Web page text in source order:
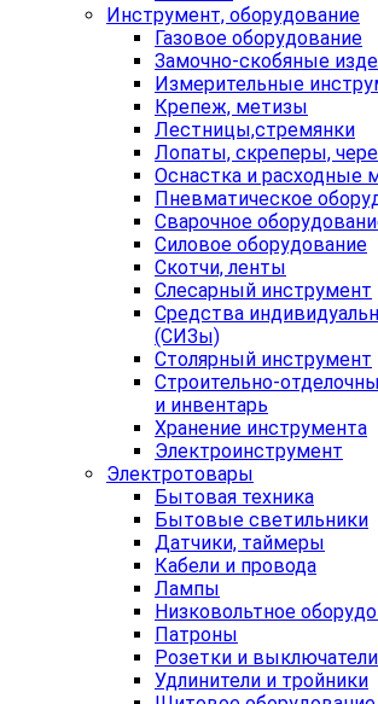
Инструмент, оборудование
Газовое оборудование
Замочно-скобяные
Измерительные
Крепеж, метизы
Лестницы,стремянки
Лопаты, скреперы,
Оснастка и расходные
Пневматическое
Сварочное
Силовое оборудование
Скотчи, ленты
Слесарный инструмент
Средства
(СИЗы)
Столярный инструмент
Строительно-
и инвентарь
Хранение инструмента
Электроинструмент
Электротовары
Бытовая техника
Бытовые светильники
Датчики, таймеры
Кабели и провода
Лампы
Низковольтное
Патроны
Розетки и выключатели
Удлинители и тройники